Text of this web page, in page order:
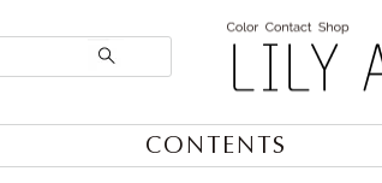
CONTENTS